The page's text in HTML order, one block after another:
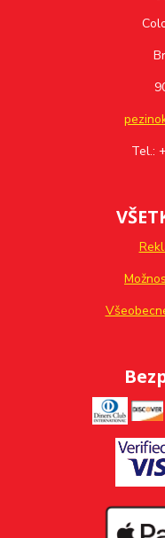
Tel.: